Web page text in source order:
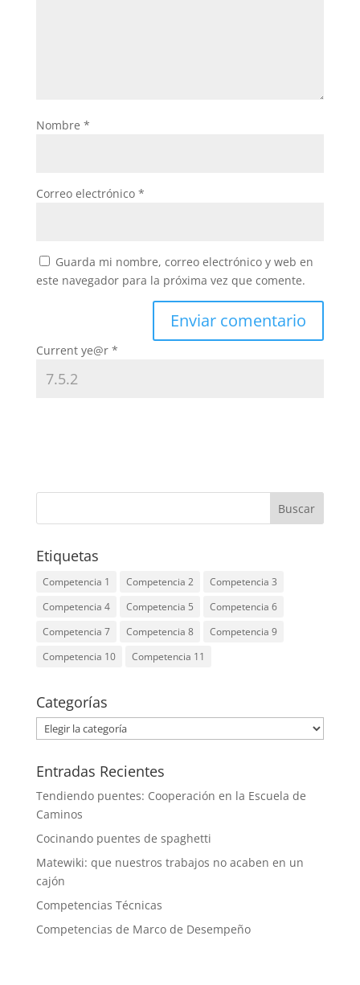
Nombre *
Correo electrónico *
Guarda mi nombre, correo electrónico y web en
este navegador para la próxima vez que comente.
Current ye@r *
Etiquetas
Competencia 1 Competencia 2
Competencia 3
Competencia 4
Competencia 5
Competencia 6
Competencia 7
Competencia 8
Competencia 9
Competencia 10
Competencia 11
Categorías
Categorías
Entradas Recientes
Tendiendo puentes: Cooperación en la Escuela de
Caminos
Cocinando puentes de spaghetti
Matewiki: que nuestros trabajos no acaben en un
cajón
Competencias Técnicas
Competencias de Marco de Desempeño